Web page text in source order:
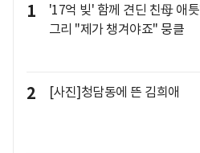
1
'17억 빚' 함께 견딘 친母 애
그리 "제가 챙겨야죠" 뭉클
2 [사진]청담동에 뜬 김희애